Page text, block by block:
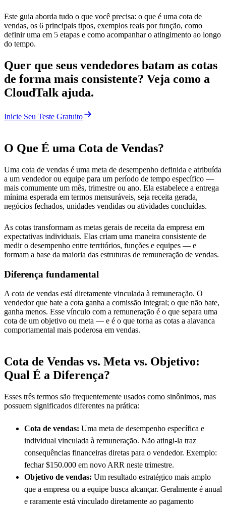
Este guia aborda tudo o que você precisa: o que é uma cota de
vendas, os 6 principais tipos, exemplos reais por função, como
definir uma em 5 etapas e como acompanhar o atingimento ao longo
do tempo.
Quer que seus vendedores batam as cotas
de forma mais consistente? Veja como a
CloudTalk ajuda.
Inicie Seu Teste Gratuito
O Que É uma Cota de Vendas?
Uma cota de vendas é uma meta de desempenho definida e atribuída
a um vendedor ou equipe para um período de tempo específico —
mais comumente um mês, trimestre ou ano. Ela estabelece a entrega
mínima esperada em termos mensuráveis, seja receita gerada,
negócios fechados, unidades vendidas ou atividades concluídas.
As cotas transformam as metas gerais de receita da empresa em
expectativas individuais. Elas criam uma maneira consistente de
medir o desempenho entre territórios, funções e equipes — e
formam a base da maioria das estruturas de remuneração de vendas.
Diferença fundamental
A cota de vendas está diretamente vinculada à remuneração. O
vendedor que bate a cota ganha a comissão integral; o que não bate,
ganha menos. Esse vínculo com a remuneração é o que separa uma
cota de um objetivo ou meta — e é o que torna as cotas a alavanca
comportamental mais poderosa em vendas.
Cota de Vendas vs. Meta vs. Objetivo:
Qual É a Diferença?
Esses três termos são frequentemente usados como sinônimos, mas
possuem significados diferentes na prática:
Cota de vendas: Uma meta de desempenho específica e
individual vinculada à remuneração. Não atingi-la traz
consequências financeiras diretas para o vendedor. Exemplo:
fechar $150.000 em novo ARR neste trimestre.
Objetivo de vendas: Um resultado estratégico mais amplo
que a empresa ou a equipe busca alcançar. Geralmente é anual
e raramente está vinculado diretamente ao pagamento